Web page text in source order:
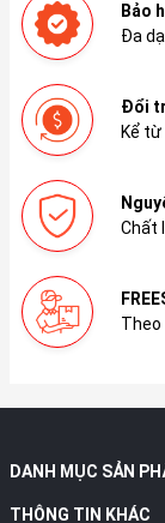
Bảo
Đa
Đổi
Kể
Chất
DANH MỤC SẢN
THÔNG TIN KHÁC